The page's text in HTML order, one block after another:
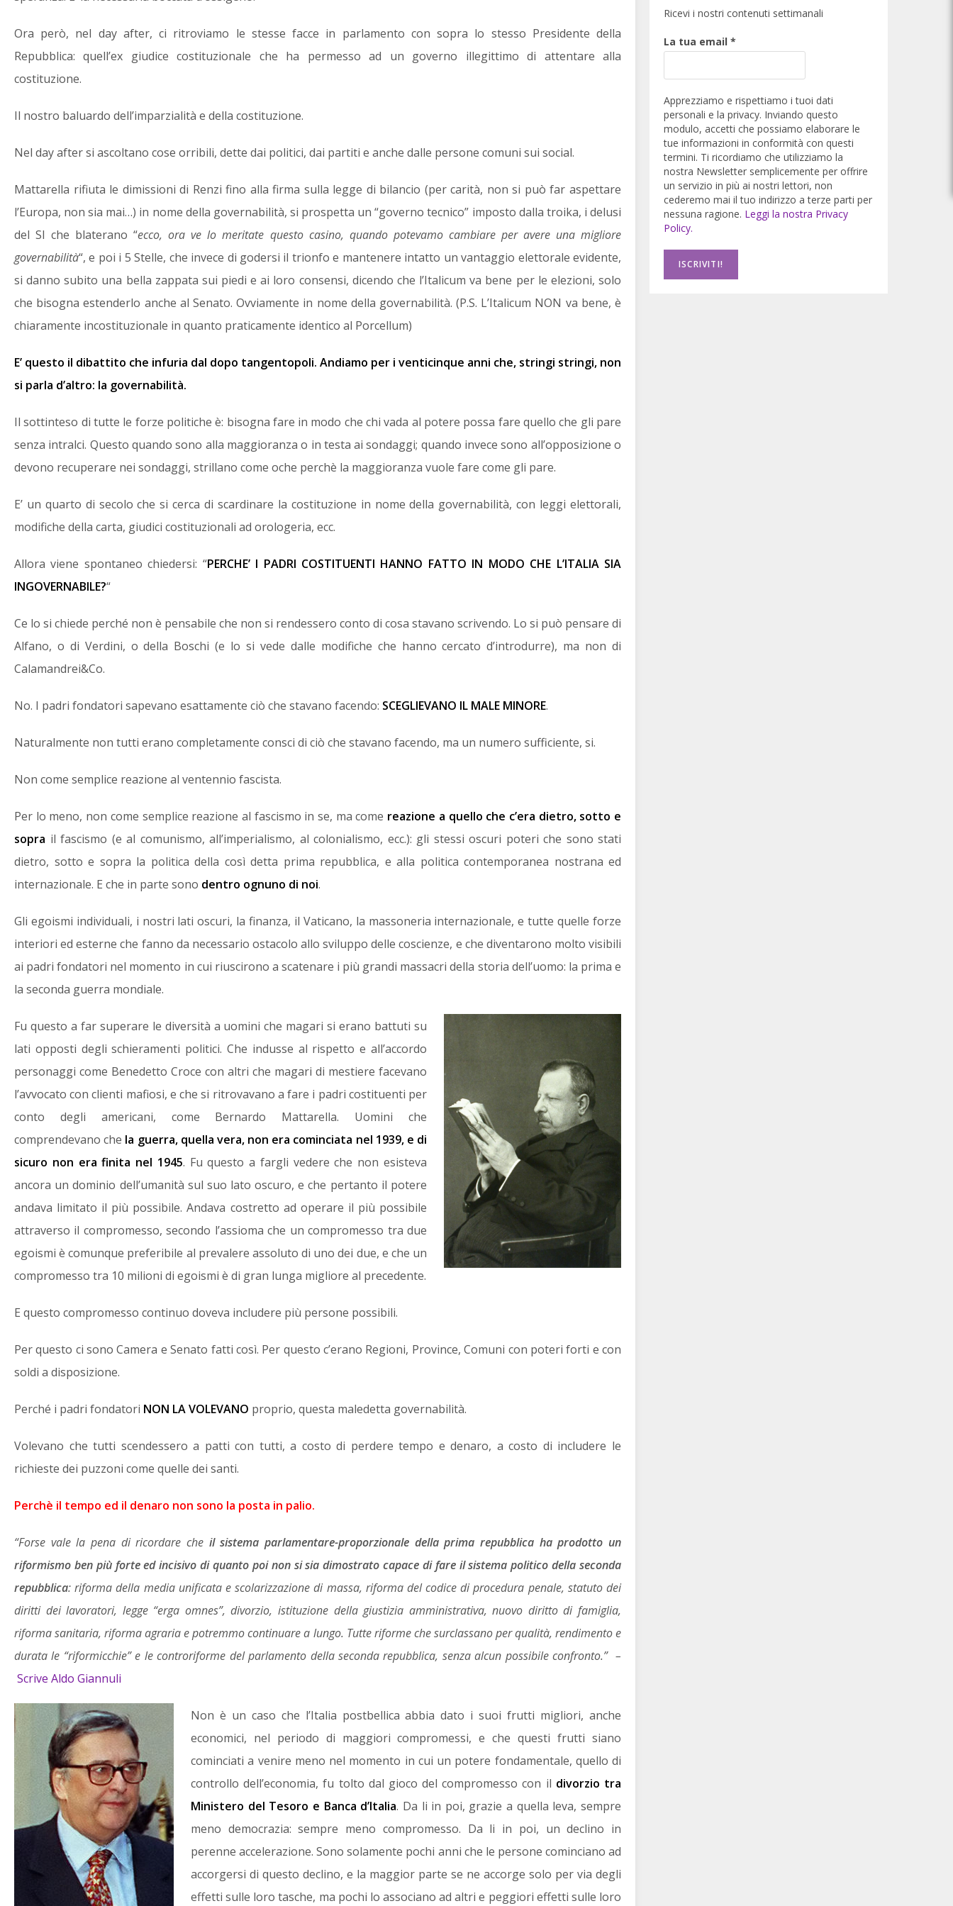
Ora però, nel day after, ci ritroviamo le stesse facce in parlamento con sopra lo stesso Presidente della
Repubblica: quell’ex giudice costituzionale che ha permesso ad un governo illegittimo di attentare alla
costituzione.
Il nostro baluardo dell’imparzialità e della costituzione.
Nel day after si ascoltano cose orribili, dette dai politici, dai partiti e anche dalle persone comuni sui social.
Mattarella rifiuta le dimissioni di Renzi fino alla firma sulla legge di bilancio (per carità, non si può far aspettare
l’Europa, non sia mai…) in nome della governabilità, si prospetta un “governo tecnico” imposto dalla troika, i delusi
del SI che blaterano “ecco, ora ve lo meritate questo casino, quando potevamo cambiare per avere una migliore
governabilità“, e poi i 5 Stelle, che invece di godersi il trionfo e mantenere intatto un vantaggio elettorale evidente,
si danno subito una bella zappata sui piedi e ai loro consensi, dicendo che l’Italicum va bene per le elezioni, solo
che bisogna estenderlo anche al Senato. Ovviamente in nome della governabilità. (P.S. L’Italicum NON va bene, è
chiaramente incostituzionale in quanto praticamente identico al Porcellum)
E’ questo il dibattito che infuria dal dopo tangentopoli. Andiamo per i venticinque anni che, stringi stringi, non
si parla d’altro: la governabilità.
Il sottinteso di tutte le forze politiche è: bisogna fare in modo che chi vada al potere possa fare quello che gli pare
senza intralci. Questo quando sono alla maggioranza o in testa ai sondaggi; quando invece sono all’opposizione o
devono recuperare nei sondaggi, strillano come oche perchè la maggioranza vuole fare come gli pare.
E’ un quarto di secolo che si cerca di scardinare la costituzione in nome della governabilità, con leggi elettorali,
modifiche della carta, giudici costituzionali ad orologeria, ecc.
Allora viene spontaneo chiedersi: “PERCHE’ I PADRI COSTITUENTI HANNO FATTO IN MODO CHE L’ITALIA SIA
INGOVERNABILE?“
Ce lo si chiede perché non è pensabile che non si rendessero conto di cosa stavano scrivendo. Lo si può pensare di
Alfano, o di Verdini, o della Boschi (e lo si vede dalle modifiche che hanno cercato d’introdurre), ma non di
Calamandrei&Co.
No. I padri fondatori sapevano esattamente ciò che stavano facendo: SCEGLIEVANO IL MALE MINORE.
Naturalmente non tutti erano completamente consci di ciò che stavano facendo, ma un numero sufficiente, si.
Non come semplice reazione al ventennio fascista.
Per lo meno, non come semplice reazione al fascismo in se, ma come reazione a quello che c’era dietro, sotto e
sopra il fascismo (e al comunismo, all’imperialismo, al colonialismo, ecc.): gli stessi oscuri poteri che sono stati
dietro, sotto e sopra la politica della così detta prima repubblica, e alla politica contemporanea nostrana ed
internazionale. E che in parte sono dentro ognuno di noi.
Gli egoismi individuali, i nostri lati oscuri, la finanza, il Vaticano, la massoneria internazionale, e tutte quelle forze
interiori ed esterne che fanno da necessario ostacolo allo sviluppo delle coscienze, e che diventarono molto visibili
ai padri fondatori nel momento in cui riuscirono a scatenare i più grandi massacri della storia dell’uomo: la prima e
la seconda guerra mondiale.
Fu questo a far superare le diversità a uomini che magari si erano battuti su
lati opposti degli schieramenti politici. Che indusse al rispetto e all’accordo
personaggi come Benedetto Croce con altri che magari di mestiere facevano
l’avvocato con clienti mafiosi, e che si ritrovavano a fare i padri costituenti per
conto degli americani, come Bernardo Mattarella. Uomini che
comprendevano che la guerra, quella vera, non era cominciata nel 1939, e di
sicuro non era finita nel 1945. Fu questo a fargli vedere che non esisteva
ancora un dominio dell’umanità sul suo lato oscuro, e che pertanto il potere
andava limitato il più possibile. Andava costretto ad operare il più possibile
attraverso il compromesso, secondo l’assioma che un compromesso tra due
egoismi è comunque preferibile al prevalere assoluto di uno dei due, e che un
compromesso tra 10 milioni di egoismi è di gran lunga migliore al precedente.
E questo compromesso continuo doveva includere più persone possibili.
Per questo ci sono Camera e Senato fatti così. Per questo c’erano Regioni, Province, Comuni con poteri forti e con
soldi a disposizione.
Perché i padri fondatori NON LA VOLEVANO proprio, questa maledetta governabilità.
Volevano che tutti scendessero a patti con tutti, a costo di perdere tempo e denaro, a costo di includere le
richieste dei puzzoni come quelle dei santi.
Perchè il tempo ed il denaro non sono la posta in palio.
“Forse vale la pena di ricordare che il sistema parlamentare-proporzionale della prima repubblica ha prodotto un
riformismo ben più forte ed incisivo di quanto poi non si sia dimostrato capace di fare il sistema politico della seconda
repubblica: riforma della media unificata e scolarizzazione di massa, riforma del codice di procedura penale, statuto dei
diritti dei lavoratori, legge “erga omnes”, divorzio, istituzione della giustizia amministrativa, nuovo diritto di famiglia,
riforma sanitaria, riforma agraria e potremmo continuare a lungo. Tutte riforme che surclassano per qualità, rendimento e
durata le “riformicchie” e le controriforme del parlamento della seconda repubblica, senza alcun possibile confronto.” –
Scrive Aldo Giannuli
Non è un caso che l’Italia postbellica abbia dato i suoi frutti migliori, anche
economici, nel periodo di maggiori compromessi, e che questi frutti siano
cominciati a venire meno nel momento in cui un potere fondamentale, quello di
controllo dell’economia, fu tolto dal gioco del compromesso con il divorzio tra
Ministero del Tesoro e Banca d’Italia. Da li in poi, grazie a quella leva, sempre
meno democrazia: sempre meno compromesso. Da li in poi, un declino in
perenne accelerazione. Sono solamente pochi anni che le persone cominciano ad
accorgersi di questo declino, e la maggior parte se ne accorge solo per via degli
effetti sulle loro tasche, ma pochi lo associano ad altri e peggiori effetti sulle loro
Ricevi i nostri contenuti settimanali
La tua email *
Apprezziamo e rispettiamo i tuoi dati
personali e la privacy. Inviando questo
modulo, accetti che possiamo elaborare le
tue informazioni in conformità con questi
termini. Ti ricordiamo che utilizziamo la
nostra Newsletter semplicemente per offrire
un servizio in più ai nostri lettori, non
cederemo mai il tuo indirizzo a terze parti per
nessuna ragione. Leggi la nostra Privacy
Policy.